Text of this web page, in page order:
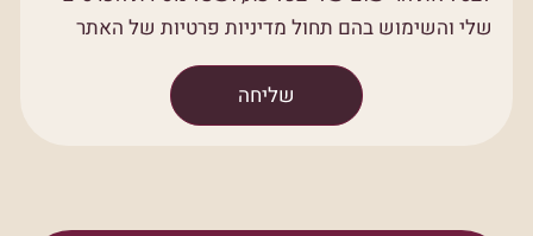
שלי והשימוש בהם תחול מדיניות פרטיות של האתר
שליחה